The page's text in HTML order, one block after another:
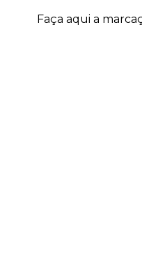
Faça aqui a